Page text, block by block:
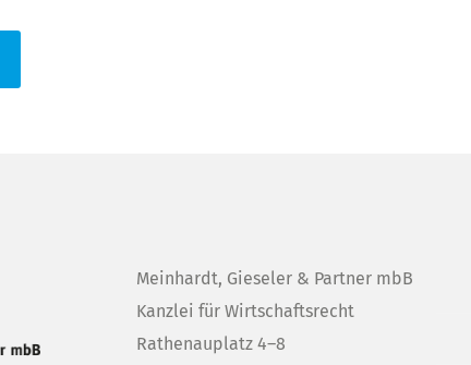
Meinhardt, Gieseler & Partner mbB
Kanzlei für Wirtschaftsrecht
Rathenauplatz 4–8